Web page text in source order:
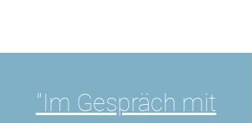
”Im Gespräch mit